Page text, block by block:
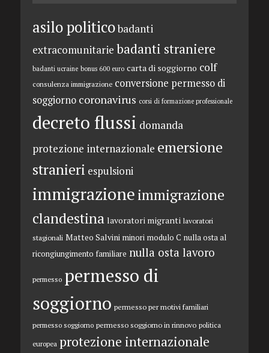
asilo politicobadanti
extracomunitarie badanti straniere
badanti ucraine bonus 600 euro carta di soggiorno colf
consulenza immigrazione conversione permesso di
soggiorno coronavirus corsi di formazione professionale
decreto flussi domanda
protezione internazionale emersione
stranieri espulsioni
immigrazioneimmigrazione
clandestina lavoratori migranti lavoratori
stagionali Matteo Salvini minori modulo C nulla osta al
ricongiungimento familiare nulla osta lavoro
permesso permesso di
soggiorno permesso per motivi familiari
permesso soggiorno permesso soggiorno in rinnovo politica
europea protezione internazionale